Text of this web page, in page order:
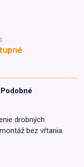
Podobné
drobných
bez vŕtania.